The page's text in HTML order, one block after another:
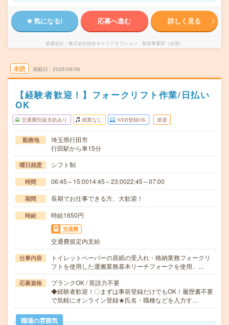
気になる! 応募へ進む 詳しく見る
派遣会社 株式会社綜合キャリアオプション 製造事業部（全国）
未読 掲載日 2026/08/06
【経験者歓迎！】フォークリフト作業/日払い
OK
交通費別途支給あり 残業なし WEB登録OK 派遣
勤務地
埼玉県行田市
行田駅から車15分
曜日頻度 シフト制
時間 06:45～15:0014:45～23:0022:45～07:00
期間 長期でお仕事できる方、大歓迎！
時給 時給1650円
交通費
交通費規定内支給
仕事内容
トイレットペーパーの原紙の受入れ・格納業務フォークリ
フトを使用した運搬業務基本リーチフォークを使用、…
応募資格
ブランクOK / 英語力不要
◆経験者歓迎！〇まずは事前登録だけでもOK！履歴書不要
で気軽にオンライン登録★氏名・職種などを入力す…
職場の雰囲気